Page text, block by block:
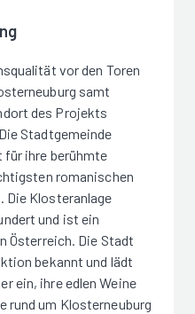
vor den Toren
samt
des Projekts
Stadtgemeinde
ihre berühmte
romanischen
Die Klosteranlage
und ist ein
Österreich. Die Stadt
bekannt und lädt
ein, ihre edlen Weine
rund um Klosterneuburg